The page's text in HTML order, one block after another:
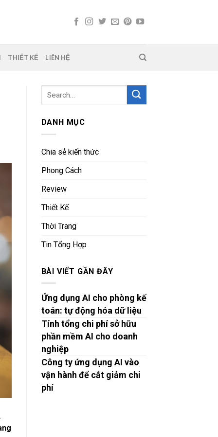
THIẾT KẾ LIÊN HỆ
DANH MỤC
Chia sẻ kiến thức
Phong Cách
Review
Thiết Kế
Thời Trang
Tin Tổng Hợp
BÀI VIẾT GẦN ĐÂY
Ứng dụng AI cho phòng kế
toán: tự động hóa dữ liệu
Tính tổng chi phí sở hữu
phần mềm AI cho doanh
nghiệp
Công ty ứng dụng AI vào
vận hành để cắt giảm chi
phí